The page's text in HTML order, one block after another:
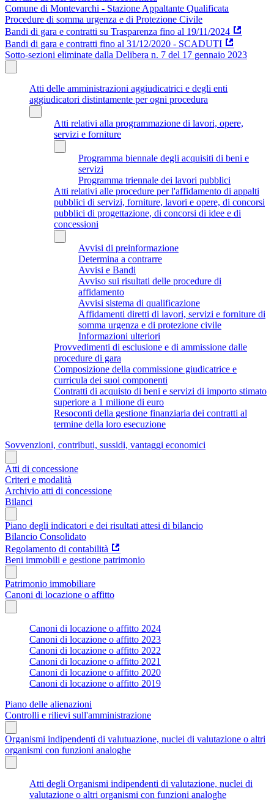
Comune di Montevarchi - Stazione Appaltante Qualificata
Procedure di somma urgenza e di Protezione Civile
Bandi di gara e contratti su Trasparenza fino al 19/11/2024
Bandi di gara e contratti fino al 31/12/2020 - SCADUTI
Sotto-sezioni eliminate dalla Delibera n. 7 del 17 gennaio 2023
Atti delle amministrazioni aggiudicatrici e degli enti
aggiudicatori distintamente per ogni procedura
Atti relativi alla programmazione di lavori, opere,
servizi e forniture
Programma biennale degli acquisiti di beni e
servizi
Programma triennale dei lavori pubblici
Atti relativi alle procedure per l'affidamento di appalti
pubblici di servizi, forniture, lavori e opere, di concorsi
pubblici di progettazione, di concorsi di idee e di
concessioni
Avvisi di preinformazione
Determina a contrarre
Avvisi e Bandi
Avviso sui risultati delle procedure di
affidamento
Avvisi sistema di qualificazione
Affidamenti diretti di lavori, servizi e forniture di
somma urgenza e di protezione civile
Informazioni ulteriori
Provvedimenti di esclusione e di ammissione dalle
procedure di gara
Composizione della commissione giudicatrice e
curricula dei suoi componenti
Contratti di acquisto di beni e servizi di importo stimato
superiore a 1 milione di euro
Resoconti della gestione finanziaria dei contratti al
termine della loro esecuzione
Sovvenzioni, contributi, sussidi, vantaggi economici
Atti di concessione
Criteri e modalità
Archivio atti di concessione
Bilanci
Piano degli indicatori e dei risultati attesi di bilancio
Bilancio Consolidato
Regolamento di contabilità
Beni immobili e gestione patrimonio
Patrimonio immobiliare
Canoni di locazione o affitto
Canoni di locazione o affitto 2024
Canoni di locazione o affitto 2023
Canoni di locazione o affitto 2022
Canoni di locazione o affitto 2021
Canoni di locazione o affitto 2020
Canoni di locazione o affitto 2019
Piano delle alienazioni
Controlli e rilievi sull'amministrazione
Organismi indipendenti di valutuazione, nuclei di valutazione o altri
organismi con funzioni analoghe
Atti degli Organismi indipendenti di valutazione, nuclei di
valutazione o altri organismi con funzioni analoghe